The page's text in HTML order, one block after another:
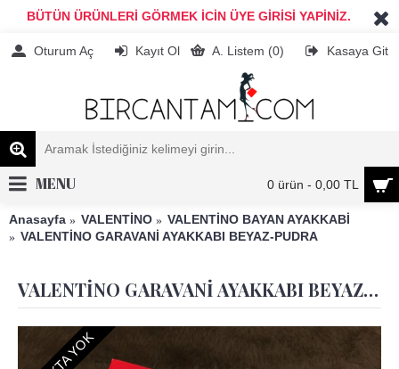
BÜTÜN ÜRÜNLERİ GÖRMEK İCİN ÜYE GİRİSİ YAPİNİZ.
Oturum Aç Kayıt Ol A. Listem (0) Kasaya Git
0 ürün - 0,00 TL
MENU
Anasayfa VALENTİNO
VALENTİNO BAYAN AYAKKABİ
VALENTİNO GARAVANİ AYAKKABI BEYAZ-PUDRA
VALENTİNO GARAVANİ AYAKKABI BEYAZ-PUDRA